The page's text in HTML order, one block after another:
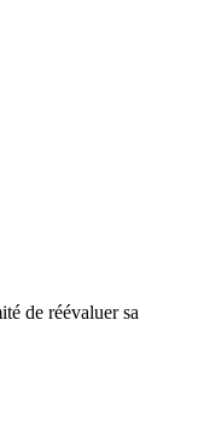
de réévaluer sa